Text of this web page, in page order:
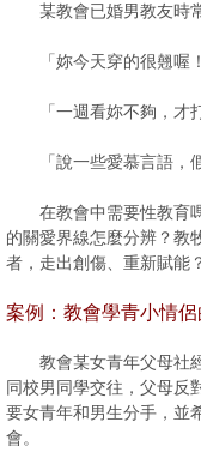
某教會已婚男教友時
「妳今天穿的很翹喔
「一週看妳不夠，才
「說一些愛慕言語，假
在教會中需要性教育嗎
的關愛界線怎麼分辨？教
者，走出創傷、重新賦能
案例：教會學青小情
教會某女青年父母社經
同校男同學交往，父母反
要女青年和男生分手，並
會。